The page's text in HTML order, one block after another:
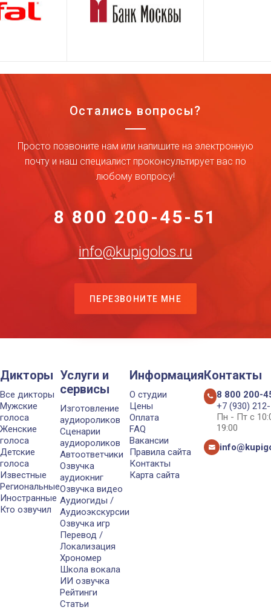
Остались вопросы?
Просто позвоните нам или напишите на электронную
почту и наш специалист проконсультирует вас по
любому вопросу!
8 800 200-45-51
info@kupigolos.ru
ПЕРЕЗВОНИТЕ МНЕ
Дикторы
Все дикторы
Мужские
голоса
Женские
голоса
Детские
голоса
Известные
Региональные
Иностранные
Кто озвучил
Услуги и
сервисы
Изготовление
аудиороликов
Сценарии
аудиороликов
Автоответчики
Озвучка
аудиокниг
Озвучка видео
Аудиогиды /
Аудиоэкскурсии
Озвучка игр
Перевод /
Локализация
Хрономер
Школа вокала
ИИ озвучка
Рейтинги
Статьи
Информация
О студии
Цены
Оплата
FAQ
Вакансии
Правила сайта
Контакты
Карта сайта
Контакты
8 800 200-
+7 (930)
Пн - Пт с
19:00